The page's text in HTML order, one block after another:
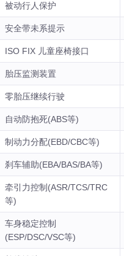
被动行人保护
安全带未系提示
ISO FIX 儿童座椅接口
胎压监测装置
零胎压继续行驶
自动防抱死(ABS等)
制动力分配(EBD/CBC等)
刹车辅助(EBA/BAS/BA等)
牵引力控制(ASR/TCS/TRC
等)
车身稳定控制
(ESP/DSC/VSC等)